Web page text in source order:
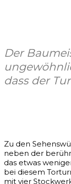
Der
dass der
Zu den
neben der
das etwas
bei diesem
mit vier